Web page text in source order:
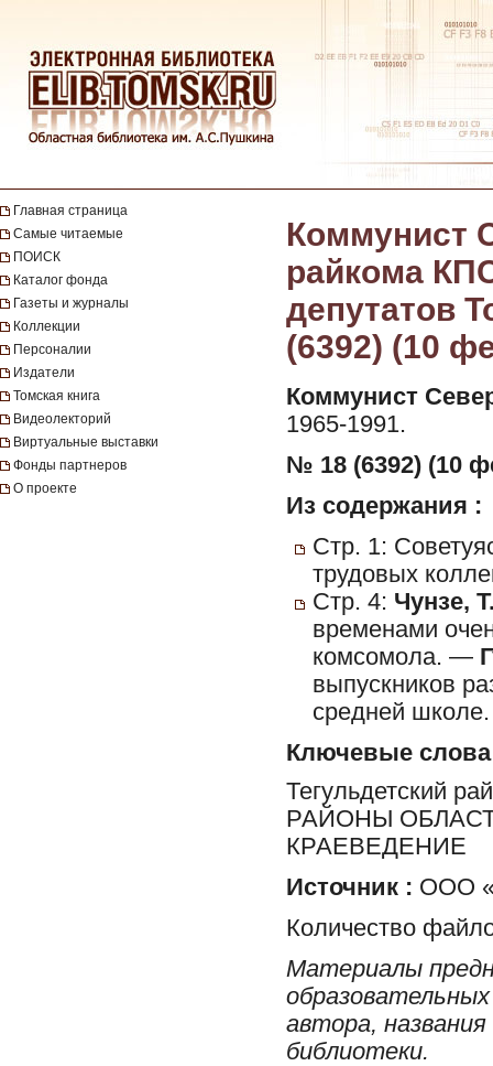
Главная страница
Самые читаемые
ПОИСК
Каталог фонда
Газеты и журналы
Коллекции
Персоналии
Издатели
Томская книга
Видеолекторий
Виртуальные выставки
Фонды партнеров
О проекте
Коммунист
райкома
депутатов
(6392) (10
Коммунист
1965-1991.
№ 18 (6392) (10
Из содержания :
Стр. 1:
трудовых
Стр. 4: Чунзе,
временами
комсомола. —
выпускников
средней школе.
Ключевые слова
Тегульдетский
РАЙОНЫ
КРАЕВЕДЕНИЕ
Источник : ООО
Количество
Материалы
автора,
библиотеки.